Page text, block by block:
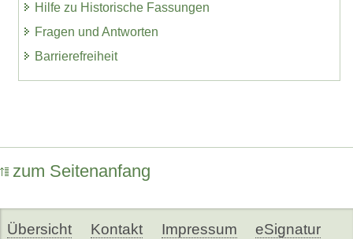
Hilfe zu Historische Fassungen
Fragen und Antworten
Barrierefreiheit
zum Seitenanfang
Übersicht Kontakt Impressum eSignatur